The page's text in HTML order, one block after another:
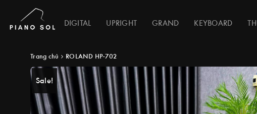
DIGITAL UPRIGHT GRAND KEYBOARD
Trang chủ ROLAND HP-702
Sale!